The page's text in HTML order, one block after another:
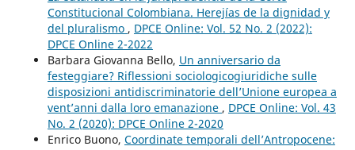
Constitucional Colombiana. Herejías de la dignidad y
del pluralismo , DPCE Online: Vol. 52 No. 2 (2022):
DPCE Online 2-2022
Barbara Giovanna Bello, Un anniversario da
festeggiare? Riflessioni sociologicogiuridiche sulle
disposizioni antidiscriminatorie dell’Unione europea a
vent’anni dalla loro emanazione , DPCE Online: Vol. 43
No. 2 (2020): DPCE Online 2-2020
Enrico Buono, Coordinate temporali dell’Antropocene: